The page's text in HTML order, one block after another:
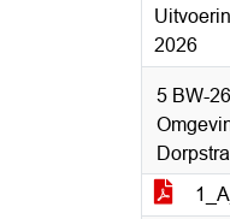
2026
5 BW-